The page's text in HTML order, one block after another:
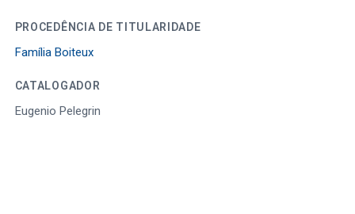
PROCEDÊNCIA DE TITULARIDADE
Família Boiteux
CATALOGADOR
Eugenio Pelegrin